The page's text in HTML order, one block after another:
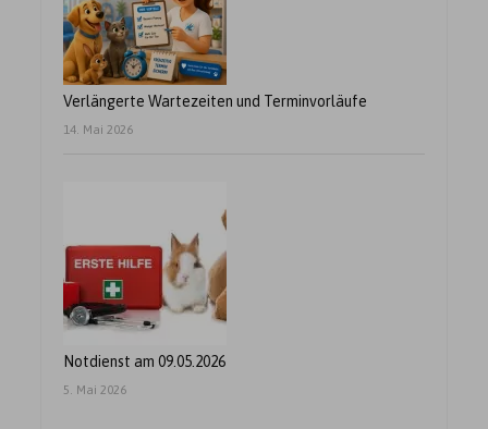
Verlängerte Wartezeiten und Terminvorläufe
14. Mai 2026
Notdienst am 09.05.2026
5. Mai 2026